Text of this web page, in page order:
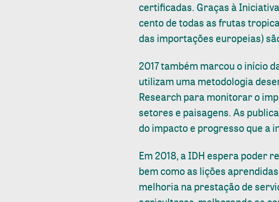
certificadas. Graças à
cento de todas as frutas
das importações europeias)
2017 também marcou o início
utilizam uma metodologia
Research para monitorar o
setores e paisagens. As
do impacto e progresso que a
Em 2018, a IDH espera poder
bem como as lições
melhoria na prestação de